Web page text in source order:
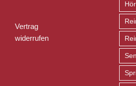
Vertrag
widerrufen